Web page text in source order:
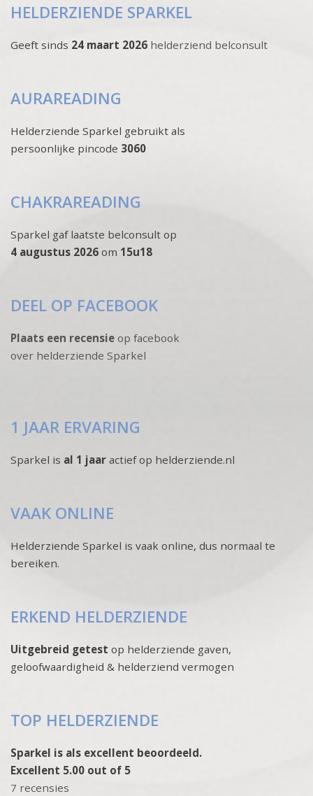
HELDERZIENDE SPARKEL
Geeft sinds 24 maart 2026 helderziend belconsult
AURAREADING
Helderziende Sparkel gebruikt als
persoonlijke pincode 3060
CHAKRAREADING
Sparkel gaf laatste belconsult op
4 augustus 2026 om 15u18
DEEL OP FACEBOOK
Plaats een recensie op facebook
over helderziende Sparkel
1 JAAR ERVARING
Sparkel is al 1 jaar actief op helderziende.nl
VAAK ONLINE
Helderziende Sparkel is vaak online, dus normaal te
bereiken.
ERKEND HELDERZIENDE
Uitgebreid getest op helderziende gaven,
geloofwaardigheid & helderziend vermogen
TOP HELDERZIENDE
Sparkel is als excellent beoordeeld.
Excellent 5.00 out of 5
7 recensies